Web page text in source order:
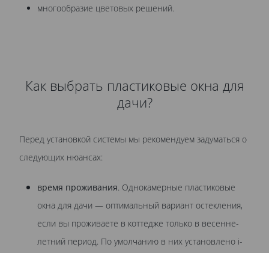
многообразие цветовых решений.
Как выбрать пластиковые окна для
дачи?
Перед установкой системы мы рекомендуем задуматься о
следующих нюансах:
время проживания. Однокамерные пластиковые
окна для дачи — оптимальный вариант остекления,
если вы проживаете в коттедже только в весенне-
летний период. По умолчанию в них установлено i-